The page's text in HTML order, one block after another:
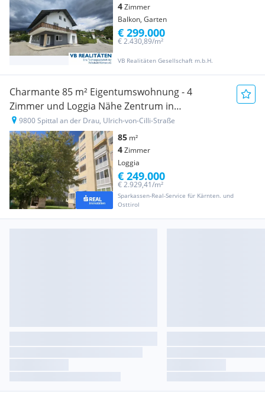
4Zimmer
Balkon, Garten
VB Realitäten Gesellschaft m.b.H.
€ 2.430,89/m²
€ 299.000
Charmante 85 m² Eigentumswohnung - 4
Zimmer und Loggia Nähe Zentrum in
Spittal/Drau
9800 Spittal an der Drau, Ulrich-von-Cilli-Straße
85 m²
4Zimmer
Loggia
Sparkassen-Real-Service für Kärnten. und
Osttirol
€ 2.929,41/m²
€ 249.000